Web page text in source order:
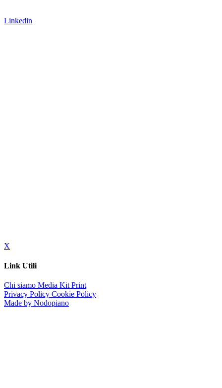
Linkedin
X
Link Utili
Chi siamo Media Kit Print
Privacy Policy Cookie Policy
Made by Nodopiano